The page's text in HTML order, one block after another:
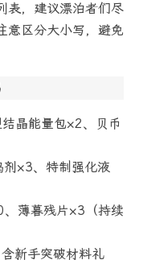
表，建议漂泊者们尽
意区分大小写，避免
晶能量包×2、贝币
剂×3、特制强化液
、薄暮残片×3（持续
新手突破材料礼